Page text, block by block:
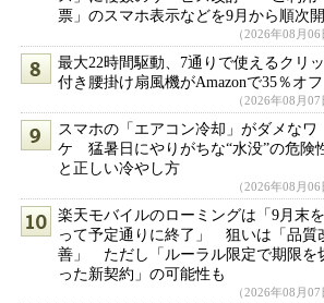
票」のスマホ表示などを9月から順次
（2026年08月06
最大22時間駆動、7通りで使えるクリ
付き腰掛け扇風機がAmazonで35％オフ
（2026年08月07
スマホの「エアコン冷却」がダメなワ
ケ 猛暑日にやりがちな“水没”の危険
と正しい冷やし方
（2026年08月06
楽天モバイルのローミングは「9月末
って予定通りに終了」 狙いは「品質
善」 ただし「ルーラル限定で期限を
った新契約」の可能性も
（2026年08月07